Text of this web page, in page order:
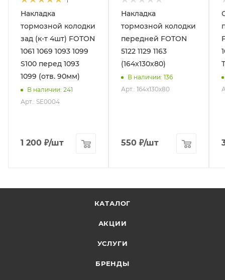
Накладка
тормозной колодки
зад (к-т 4шт) FOTON
1061 1069 1093 1099
S100 перед 1093
1099 (отв. 90мм)
В наличии: 241
Арт.: SE0004
1 200 ₽/шт
Накладка
тормозной колодки
передней FOTON
5122 1129 1163
(164х130х80)
В наличии: 136
Арт.: 164х130х80
550 ₽/шт
КАТАЛОГ
АКЦИИ
УСЛУГИ
БРЕНДЫ